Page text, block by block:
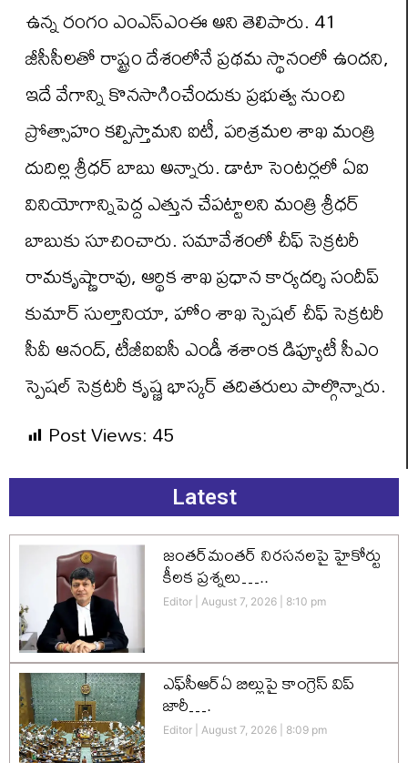
ఉన్న రంగం ఎంఎస్ఎంఈ అని తెలిపారు. 41
జీసీసీలతో రాష్ట్రం దేశంలోనే ప్రథమ స్థానంలో ఉందని,
ఇదే వేగాన్ని కొనసాగించేందుకు ప్రభుత్వ నుంచి
ప్రోత్సాహం కల్పిస్తామని ఐటీ, పరిశ్రమల శాఖ మంత్రి
దుదిల్ల శ్రీధర్ బాబు అన్నారు. డాటా సెంటర్లలో ఏఐ
వినియోగాన్నిపెద్ద ఎత్తున చేపట్టాలని మంత్రి శ్రీధర్
బాబుకు సూచించారు. సమావేశంలో చీఫ్ సెక్రటరీ
రామకృష్ణారావు, ఆర్థిక శాఖ ప్రధాన కార్యదర్శి సందీప్
కుమార్ సుల్తానియా, హోం శాఖ స్పెషల్ చీఫ్ సెక్రటరీ
సీవీ ఆనంద్, టీజీఐఐసీ ఎండీ శశాంక డిప్యూటీ సీఎం
స్పెషల్ సెక్రటరీ కృష్ణ భాస్కర్ తదితరులు పాల్గొన్నారు.
Post Views:45
Latest
జంతర్‌మంతర్ నిరసనలపై హైకోర్టు
కీలక ప్రశ్నలు…..
Editor August 7, 2026 8:10 pm
ఎఫ్‌సీఆర్‌ఏ బిల్లుపై కాంగ్రెస్ విప్
జారీ….
Editor August 7, 2026 8:09 pm